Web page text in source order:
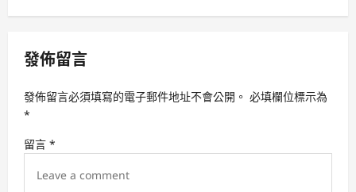
a
i
a
t
i
發佈留言
發佈留言必須填寫的電子郵件地址不會公開。 必填欄位標示為
*
留言 *